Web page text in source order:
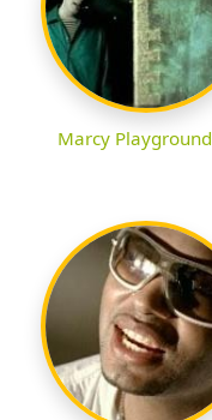
Marcy Playground